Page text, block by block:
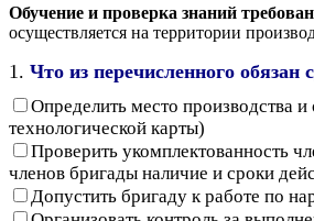
Обучение и проверка знаний
осуществляется на территории
1. Что из перечисленного
Определить место производства
технологической карты)
Проверить укомплектованность
членов бригады наличие и сроки
Допустить бригаду к работе по